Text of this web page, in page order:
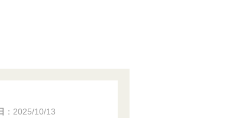
： 2025/10/13